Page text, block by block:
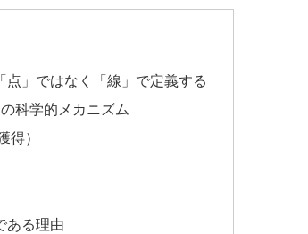
点」ではなく「線」で定義する
科学的メカニズム
得）
ある理由